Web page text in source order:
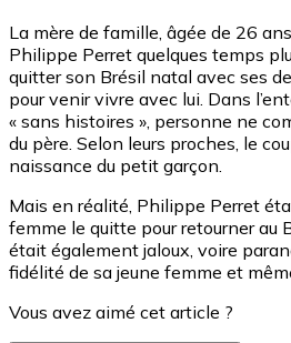
La mère de famille, âgée de 26
Philippe Perret quelques temps
quitter son Brésil natal avec ses
pour venir vivre avec lui. Dans
« sans histoires », personne ne
du père. Selon leurs proches, le
naissance du petit garçon.
Mais en réalité, Philippe Perret
femme le quitte pour retourner au
était également jaloux, voire
fidélité de sa jeune femme et
Vous avez aimé cet article ?